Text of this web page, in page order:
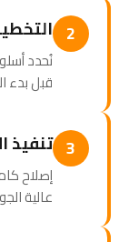
2
نُحدد
قبل بدء
3 تنفيذ
إصلاح
عالية